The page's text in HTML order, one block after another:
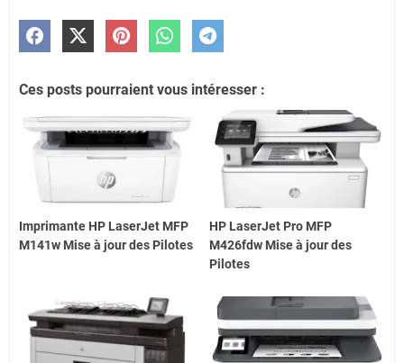
Ces posts pourraient vous intéresser :
Imprimante HP LaserJet MFP
M141w Mise à jour des Pilotes
HP LaserJet Pro MFP
M426fdw Mise à jour des
Pilotes